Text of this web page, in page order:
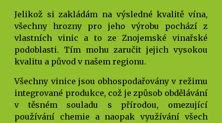
Jelikož si zakládám na výsledné kvalitě vína,
všechny hrozny pro jeho výrobu pochází z
vlastních vinic a to ze Znojemské vinařské
podoblasti. Tím mohu zaručit jejich vysokou
kvalitu a původ v našem regionu.
Všechny vinice jsou obhospodařovány v režimu
integrované produkce, což je způsob obdělávání
v těsném souladu s přírodou, omezující
používání chemie a naopak využívání všech